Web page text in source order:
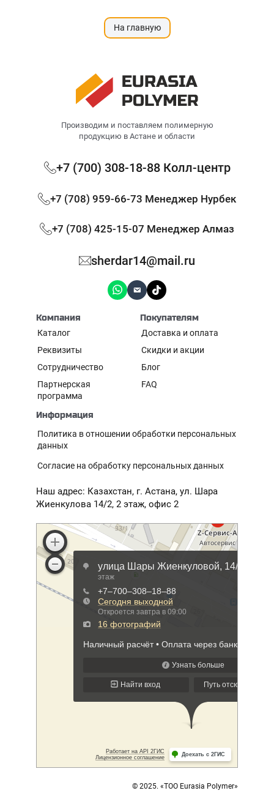
На главную
Производим и поставляем полимерную
продукцию в Астане и области
+7 (700) 308-18-88 Колл-центр
+7 (708) 959-66-73 Менеджер Нурбек
+7 (708) 425-15-07 Менеджер Алмаз
sherdar14@mail.ru
Компания
Каталог
Реквизиты
Сотрудничество
Партнерская
программа
Покупателям
Доставка и оплата
Скидки и акции
Блог
FAQ
Информация
Политика в отношении обработки персональных
данных
Согласие на обработку персональных данных
Наш адрес: Казахстан, г. Астана, ул. Шара
Жиенкулова 14/2, 2 этаж, офис 2
© 2025. «ТОО Eurasia Polymer»